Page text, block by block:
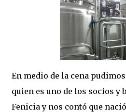
En medio de la cena
quien es uno de los socios y
Fenicia y nos contó que